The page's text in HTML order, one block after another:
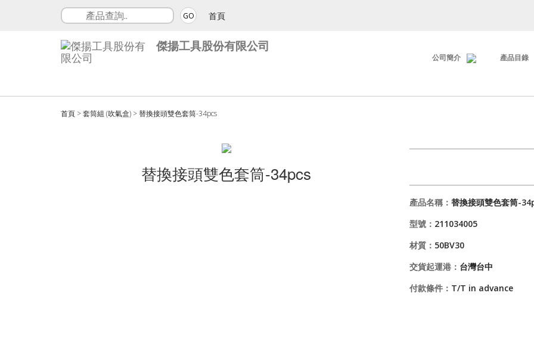
GO 首頁
傑揚工具股份有限公司
公司簡介 產品目錄
首頁 >套筒組 (吹氣盒) >替換接頭雙色套筒-34pcs
替換接頭雙色套筒-34pcs
產品名稱： 替換接頭雙色套筒-
型號： 211034005
材質： 50BV30
交貨起運港： 台灣台中
付款條件： T/T in advance